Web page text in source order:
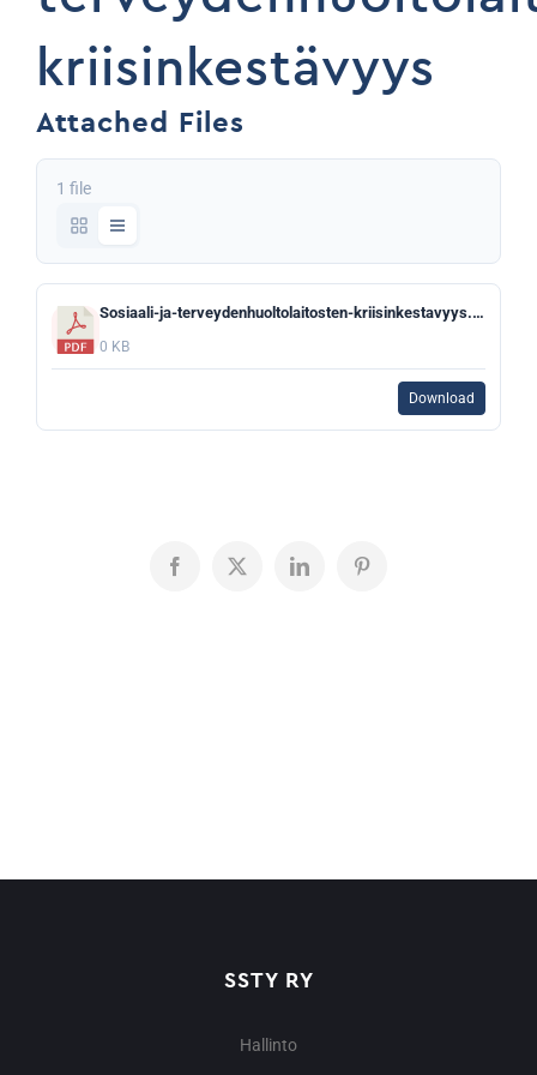
kriisinkestävyys
Attached Files
1 file
Sosiaali-ja-terveydenhuoltolaitosten-kriisinkestavyys.pdf
0 KB
Download
Facebook
X LinkedInPinterest
SSTY RY
Hallinto